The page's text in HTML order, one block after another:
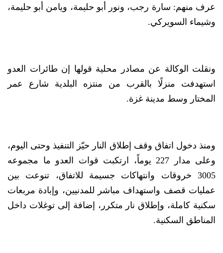
عرف منهم: سارة رجب، ونور أبو حليمة، ويامن أبو حليمة،
وشيماء السويركي.
ونقلت الوكالة عن مصادر محلية قولها إن طائرات العدو
استهدفت منزلًا بالقرب من منتزه البلدية شارع عمر
المختار وسط مدينة غزة.
ومنذ دخول اتفاق وقف إطلاق النار حيّز التنفيذ وحتى اليوم،
وعلى مدار 227 يوماً، ارتكبت قوات العدو ما مجموعه
3005 خروقات وانتهاكات جسيمة للاتفاق، تنوعت بين
عمليات قصف واستهداف مباشر للمدنيين، وإبادة مربعات
سكنية كاملة، وإطلاق نار متكرر، إضافة إلى توغلات داخل
المناطق السكنية.